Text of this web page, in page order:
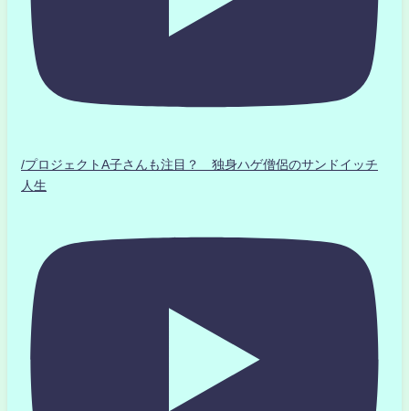
/プロジェクトA子さんも注目？ 独身ハゲ僧侶のサンドイッチ
人生